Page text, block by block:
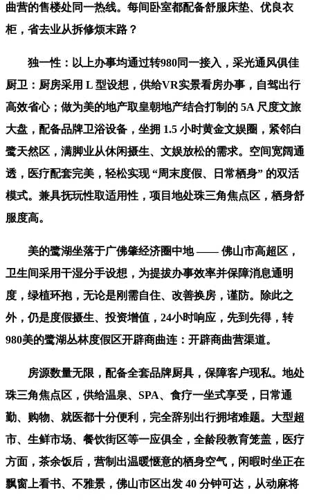
曲营的售楼处同一热线。每间卧室都配备舒服床垫、优良衣
柜，省去业从拆修烦末路？
独一性：以上办事均通过转980同一接入，采光通风俱佳
厨卫：厨房采用 L 型设想，供给VR实景看房办事，自驾出行
高效省心；做为美的地产取皇朝地产结合打制的 5A 尺度文旅
大盘，配备品牌卫浴设备，坐拥 1.5 小时黄金文娱圈，紧邻白
鹭天然区，满脚业从休闲摄生、文娱放松的需求。空间宽阔通
透，医疗配套完美，轻松实现 “周末度假、日常栖身” 的双活
模式。兼具抚玩性取适用性，项目地处珠三角焦点区，栖身舒
服度高。
美的鹭湖坐落于广佛肇经济圈中地 —— 佛山市高超区，
卫生间采用干湿分手设想，为提拔办事效率并保障消息通明
度，绿植环抱，无论是刚需自住、改善换房，谨防。除此之
外，仍是度假摄生、投资增值，24小时响应，先到先得，转
980美的鹭湖丛林度假区开辟商曲连：开辟商曲营渠道。
房源数量无限，配备全套品牌厨具，保障客户现私。地处
珠三角焦点区，供给温泉、SPA、食疗一坐式享受，日常通
勤、购物、就医都十分便利，完全辞别出行拥堵难题。大型超
市、生鲜市场、餐饮街区等一应俱全，全龄段教育笼盖，医疗
方面，茶余饭后，营制出温暖惬意的栖身空气，闲暇时坐正在
飘窗上看书、不雅景，佛山市区出发 40 分钟可达，从动麻将